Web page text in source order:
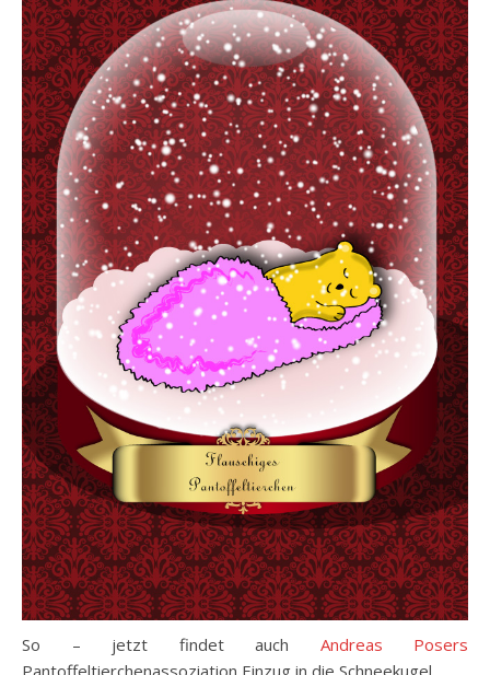
So – jetzt findet auch Andreas Posers